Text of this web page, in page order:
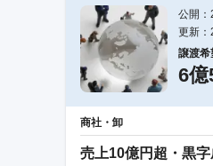
公開
更新
譲渡希
6億
商社・卸
売上10億円超・黒